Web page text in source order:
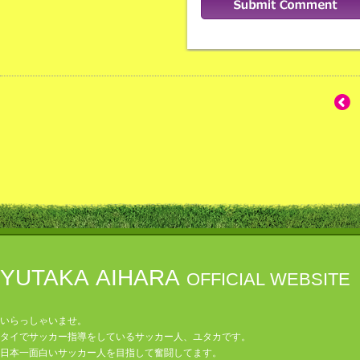
YUTAKA AIHARA OFFICIAL WEBSITE
いらっしゃいませ。
タイでサッカー指導をしているサッカー人、ユタカです。
日本一面白いサッカー人を目指して奮闘してます。